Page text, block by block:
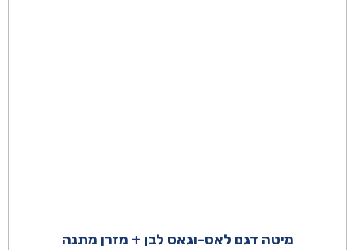
מיטה דגם לאס-וגאס לבן + מזרן מתנה